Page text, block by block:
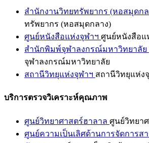
สำนักงานวิทยทรัพยากร (หอสมุดกล
ทรัพยากร (หอสมุดกลาง)
ศูนย์หนังสือแห่งจุฬาฯ ศูนย์หนังสือแ
สำนักพิมพ์จุฬาลงกรณ์มหาวิทยาลัย
จุฬาลงกรณ์มหาวิทยาลัย
สถานีวิทยุแห่งจุฬาฯ สถานีวิทยุแห่ง
บริการตรวจวิเคราะห์คุณภาพ
ศูนย์วิทยาศาสตร์ฮาลาล ศูนย์วิทยา
ศูนย์ความเป็นเลิศด้านการจัดการส